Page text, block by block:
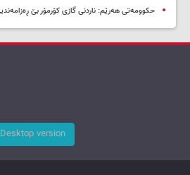
حکوومەتی هەرێم: ناردنی گازی کۆرمۆر بێ
Desktop version